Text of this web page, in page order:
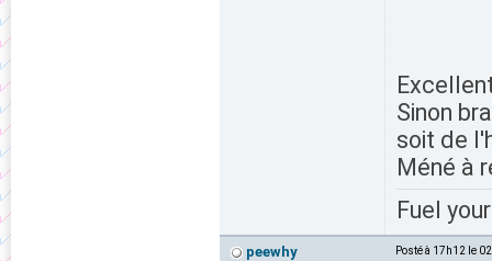
Sinon
soit de
Méné à
Fuel
peewhy Posté à 17h12 le